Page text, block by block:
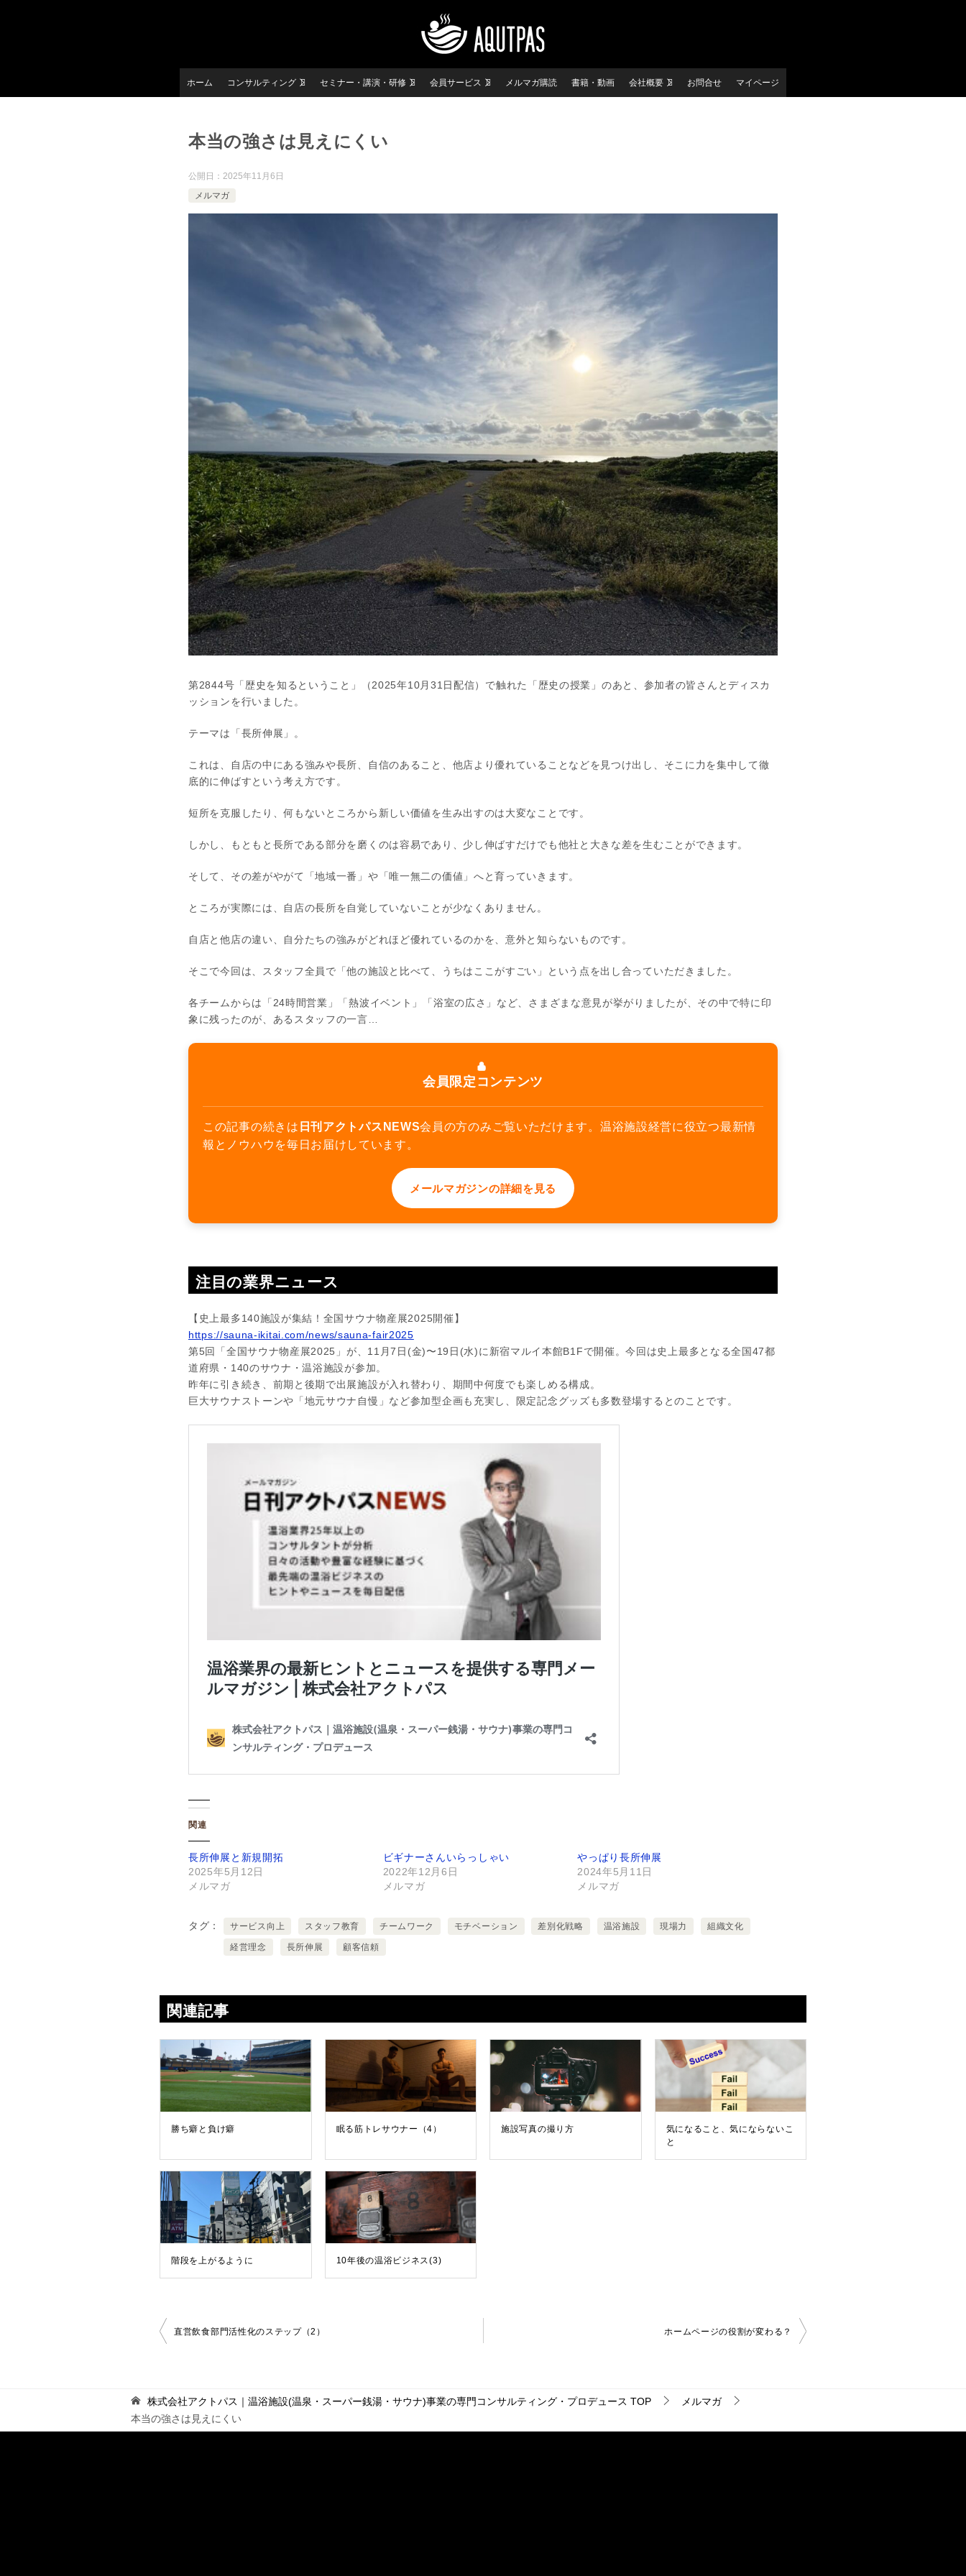
ホーム コンサルティング セミナー・講演・研修 会員サービス メルマガ購読 書籍・動画 会社概要 お問合せ マイページ
本当の強さは見えにくい
公開日： 2025年11月6日
メルマガ
第2844号「歴史を知るということ」（2025年10月31日配信）で触れた「歴史の授業」のあと、参加者の皆さんとディスカ
ッションを行いました。
テーマは「長所伸展」。
これは、自店の中にある強みや長所、自信のあること、他店より優れていることなどを見つけ出し、そこに力を集中して徹
底的に伸ばすという考え方です。
短所を克服したり、何もないところから新しい価値を生み出すのは大変なことです。
しかし、もともと長所である部分を磨くのは容易であり、少し伸ばすだけでも他社と大きな差を生むことができます。
そして、その差がやがて「地域一番」や「唯一無二の価値」へと育っていきます。
ところが実際には、自店の長所を自覚していないことが少なくありません。
自店と他店の違い、自分たちの強みがどれほど優れているのかを、意外と知らないものです。
そこで今回は、スタッフ全員で「他の施設と比べて、うちはここがすごい」という点を出し合っていただきました。
各チームからは「24時間営業」「熱波イベント」「浴室の広さ」など、さまざまな意見が挙がりましたが、その中で特に印
象に残ったのが、あるスタッフの一言…
会員限定コンテンツ
この記事の続きは 日刊アクトパスNEWS会員の方のみご覧いただけます。温浴施設経営に役立つ最新情
報とノウハウを毎日お届けしています。
メールマガジンの詳細を見る
注目の業界ニュース
【史上最多140施設が集結！全国サウナ物産展2025開催】
https://sauna-ikitai.com/news/sauna-fair2025
第5回「全国サウナ物産展2025」が、11月7日(金)〜19日(水)に新宿マルイ本館B1Fで開催。今回は史上最多となる全国47都
道府県・140のサウナ・温浴施設が参加。
昨年に引き続き、前期と後期で出展施設が入れ替わり、期間中何度でも楽しめる構成。
巨大サウナストーンや「地元サウナ自慢」など参加型企画も充実し、限定記念グッズも多数登場するとのことです。
関連
長所伸展と新規開拓
2025年5月12日
メルマガ
ビギナーさんいらっしゃい
2022年12月6日
メルマガ
やっぱり長所伸展
2024年5月11日
メルマガ
タグ サービス向上 スタッフ教育 チームワーク モチベーション 差別化戦略 温浴施設 現場力 組織文化
経営理念 長所伸展 顧客信頼
関連記事
勝ち癖と負け癖 眠る筋トレサウナー（4） 施設写真の撮り方
気になること、気にならないこ
と
階段を上がるように 10年後の温浴ビジネス(3)
投
稿
ゲ
ー
シ
直営飲食部門活性化のステップ（2） ホームページの役割が変わる？
株式会社アクトパス｜温浴施設(温泉・スーパー銭湯・サウナ)事業の専門コンサルティング・プロデュース TOP
メルマガ
本当の強さは見えにくい